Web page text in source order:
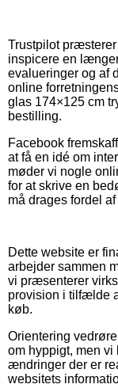
Trustpilot
inspicere en
evalueringer og af
online
glas 174×125 cm
bestilling.
Facebook
at få en idé om
møder vi nogle
for at skrive en
må drages fordel
Dette website er
arbejder sammen
vi præsenterer
provision i tilfælde
køb.
Orientering
om hyppigt, men
ændringer der er
websitets